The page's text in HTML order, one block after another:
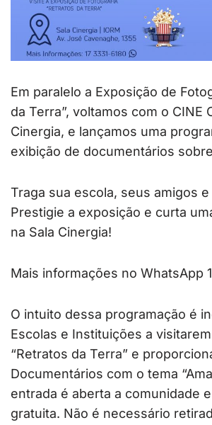
Em paralelo a Exposição de
da Terra”, voltamos com o CINE
Cinergia, e lançamos uma
exibição de documentários
Traga sua escola, seus amigos e
Prestigie a exposição e curta
na Sala Cinergia!
Mais informações no WhatsApp
O intuito dessa programação é
Escolas e Instituições a
“Retratos da Terra” e
Documentários com o tema
entrada é aberta a comunidade
gratuita. Não é necessário